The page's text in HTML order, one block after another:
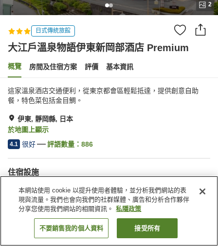
2
日式傳統旅館
大江戶溫泉物語伊東新岡部酒店 Premium
概覽 房間及住宿方案 評價 基本資訊
這家溫泉酒店交通便利，從東京都會區輕鬆抵達，提供創意自助
餐，特色菜包括金目鯛。
伊東, 靜岡縣, 日本
於地圖上顯示
4.1 很好 評語數量： 886
住宿設施
停車場
桑拿
水療/美容院
自動販賣機
日本 靜岡縣
伊東
大江戶溫泉物語伊東新岡部酒店 Premium
找客房
本網站使用 cookie 以提升使用者體驗，並分析我們網站的表
現與流量。我們也會向我們的社群媒體、廣告和分析合作夥伴
分享您使用我們網站的相關資訊。
私隱政策
不要銷售我的個人資料 接受所有